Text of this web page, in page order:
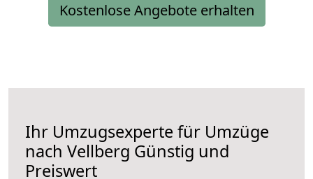
Kostenlose Angebote erhalten
Ihr Umzugsexperte für Umzüge
nach Vellberg Günstig und
Preiswert